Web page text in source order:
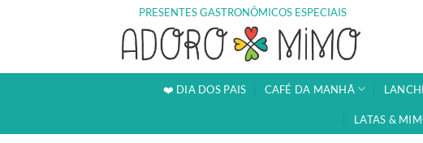
PRESENTES GASTRONÔMICOS ESPECIAIS
❤️ DIA DOS PAIS CAFÉ DA MANHÃ
LATAS &